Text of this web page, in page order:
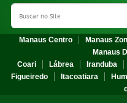
Search Site
Manaus Centro Manaus
Manaus
Coari
Lábrea Iranduba
Figueiredo
Itacoatiara